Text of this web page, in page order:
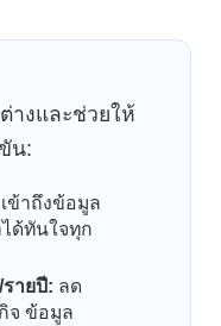
างและช่วยให้
น:
เข้าถึงข้อมูล
ด้ทันใจทุก
ายปี: ลด
จ ข้อมูล